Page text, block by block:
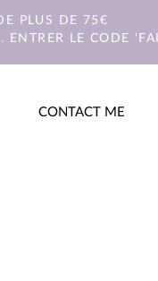
PLUS DE 75€
ENTRER LE CODE
CONTACT ME